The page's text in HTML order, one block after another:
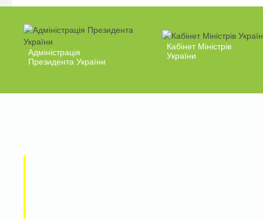
Адміністрація
Президента України
Кабінет Міністрів
України